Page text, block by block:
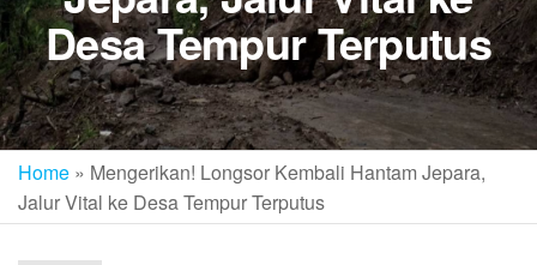
Desa Tempur Terputus
Home » Mengerikan! Longsor Kembali Hantam Jepara,
Jalur Vital ke Desa Tempur Terputus